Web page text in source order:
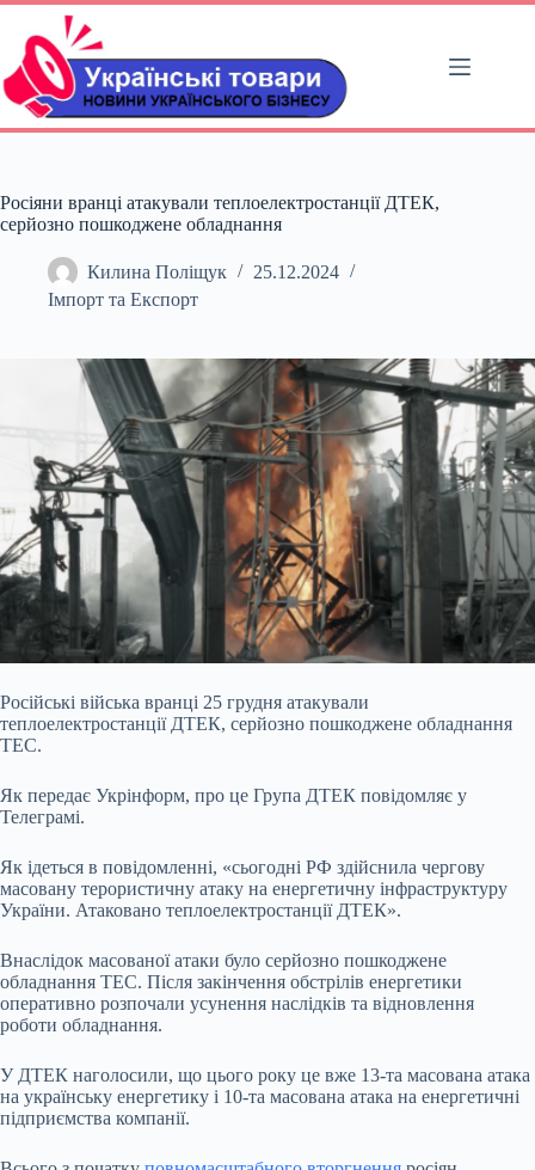
Перейти
вмісту
Росіяни вранці атакували теплоелектростанції ДТЕК,
серйозно пошкоджене обладнання
Килина Поліщук
25.12.2024
Імпорт та Експорт
Російські війська вранці 25 грудня атакували
теплоелектростанції ДТЕК, серйозно пошкоджене обладнання
ТЕС.
Як передає Укрінформ, про це Група ДТЕК повідомляє у
Телеграмі.
Як ідеться в повідомленні, «сьогодні РФ здійснила чергову
масовану терористичну атаку на енергетичну інфраструктуру
України. Атаковано теплоелектростанції ДТЕК».
Внаслідок масованої атаки було серйозно пошкоджене
обладнання ТЕС. Після закінчення обстрілів енергетики
оперативно розпочали усунення наслідків та відновлення
роботи обладнання.
У ДТЕК наголосили, що цього року це вже 13-та масована атака
на українську енергетику і 10-та масована атака на енергетичні
підприємства компанії.